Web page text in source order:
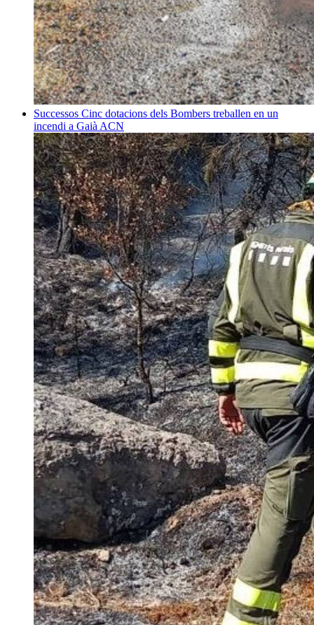
Successos Cinc dotacions dels Bombers treballen en un
incendi a Gaià ACN